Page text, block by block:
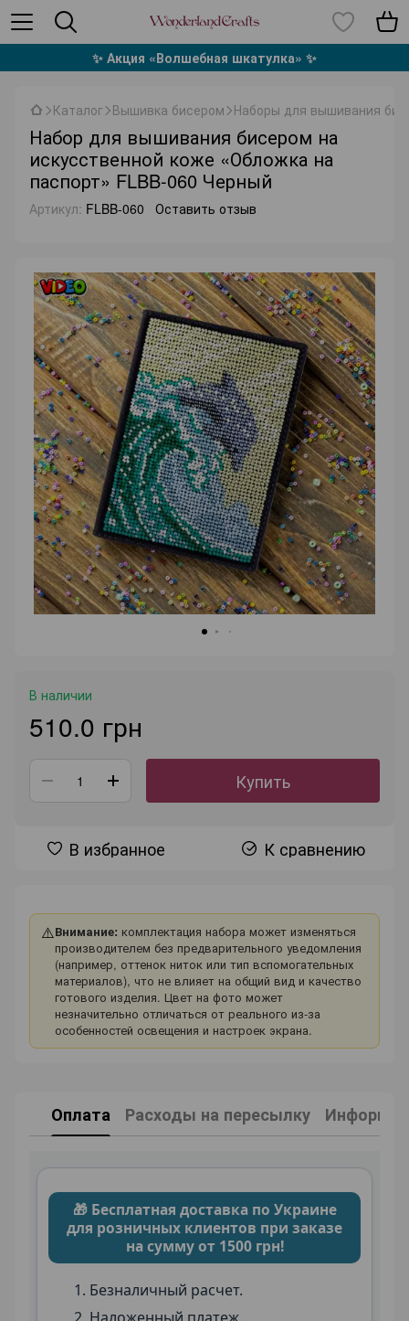
✨ Акция «Волшебная шкатулка» ✨
Каталог Вышивка бисером Наборы для вышивания
Набор для вышивания бисером на
искусственной коже «Обложка на
паспорт» FLBB-060 Черный
Артикул: FLBB-060 Оставить отзыв
В наличии
510.0 грн
Купить
В избранное К сравнению
⚠️Внимание: комплектация набора может изменяться
производителем без предварительного уведомления
(например, оттенок ниток или тип вспомогательных
материалов), что не влияет на общий вид и качество
готового изделия. Цвет на фото может
незначительно отличаться от реального из-за
особенностей освещения и настроек экрана.
Оплата Расходы на пересылку
🎁 Бесплатная доставка по Украине
для розничных клиентов при заказе
на сумму от 1500 грн!
Безналичный расчет.